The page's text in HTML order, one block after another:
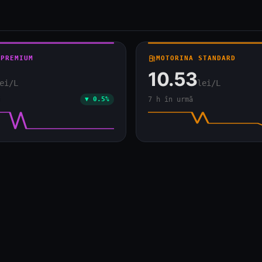
3
7
10
L
▼ 0.5%
local_gas_stationMOTORINA STANDARD
10.53lei/L
7 h în urmă